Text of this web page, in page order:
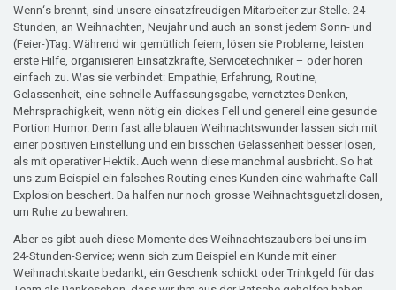
Wenn‘s brennt, sind unsere einsatzfreudigen Mitarbeiter zur Stelle. 24
Stunden, an Weihnachten, Neujahr und auch an sonst jedem Sonn- und
(Feier-)Tag. Während wir gemütlich feiern, lösen sie Probleme, leisten
erste Hilfe, organisieren Einsatzkräfte, Servicetechniker – oder hören
einfach zu. Was sie verbindet: Empathie, Erfahrung, Routine,
Gelassenheit, eine schnelle Auffassungsgabe, vernetztes Denken,
Mehrsprachigkeit, wenn nötig ein dickes Fell und generell eine gesunde
Portion Humor. Denn fast alle blauen Weihnachtswunder lassen sich mit
einer positiven Einstellung und ein bisschen Gelassenheit besser lösen,
als mit operativer Hektik. Auch wenn diese manchmal ausbricht. So hat
uns zum Beispiel ein falsches Routing eines Kunden eine wahrhafte Call-
Explosion beschert. Da halfen nur noch grosse Weihnachtsguetzlidosen,
um Ruhe zu bewahren.
Aber es gibt auch diese Momente des Weihnachtszaubers bei uns im
24-Stunden-Service; wenn sich zum Beispiel ein Kunde mit einer
Weihnachtskarte bedankt, ein Geschenk schickt oder Trinkgeld für das